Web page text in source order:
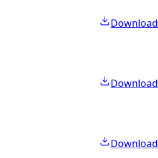
Download
Download
Download